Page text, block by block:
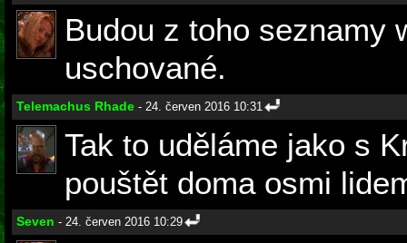
Budou z toho seznamy
uschované.
Telemachus Rhade - 24. červen 2016 10:31
Tak to uděláme jako s
pouštět doma osmi
Seven - 24. červen 2016 10:29